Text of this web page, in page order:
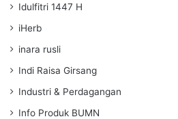
Idulfitri 1447 H
iHerb
inara rusli
Indi Raisa Girsang
Industri & Perdagangan
Info Produk BUMN